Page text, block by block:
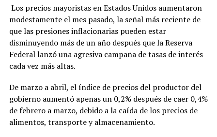
Los precios mayoristas en Estados Unidos aumentaron
modestamente el mes pasado, la señal más reciente de
que las presiones inflacionarias pueden estar
disminuyendo más de un año después que la Reserva
Federal lanzó una agresiva campaña de tasas de interés
cada vez más altas.
De marzo a abril, el índice de precios del productor del
gobierno aumentó apenas un 0,2% después de caer 0,4%
de febrero a marzo, debido a la caída de los precios de
alimentos, transporte y almacenamiento.